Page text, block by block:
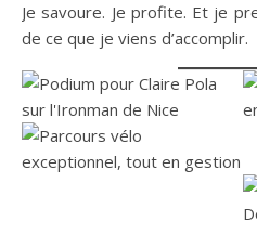
Je savoure. Je profite. Et je
de ce que je viens d’accomplir.